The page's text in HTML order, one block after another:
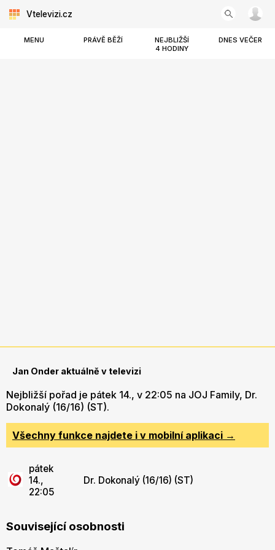
Vtelevizi.cz
MENU PRÁVĚ BĚŽÍ
NEJBLIŽŠÍ
4 HODINY
DNES VEČER
Jan Onder aktuálně v televizi
Nejbližší pořad je pátek 14., v 22:05 na JOJ Family, Dr.
Dokonalý (16/16) (ST).
Všechny funkce najdete i v mobilní aplikaci →
pátek
14.,
22:05
Dr. Dokonalý (16/16) (ST)
Související osobnosti